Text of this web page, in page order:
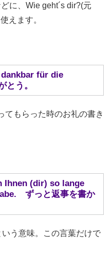
に、Wie geht´s dir?(元
えます。
für die
う。
てもらった時のお礼の書き
Ihnen (dir) so lange
ずっと返事を書か
いう意味。この言葉だけで